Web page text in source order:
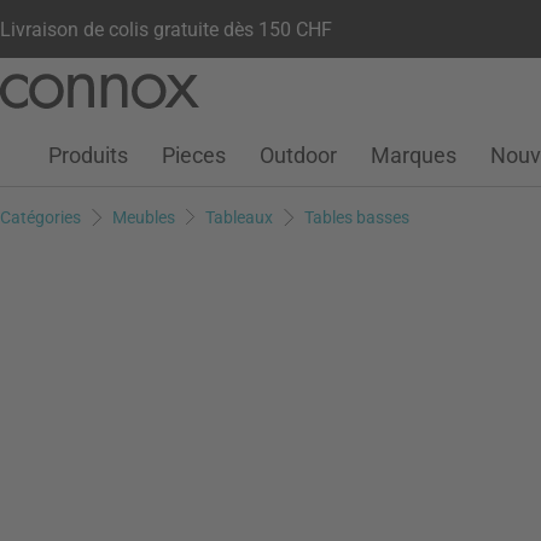
Livraison de colis gratuite dès 150 CHF
contenu
Votre compteListe de souhaits
Warenkorb
Produits Pieces Outdoor Marques
Catégories Meubles Tableaux Tables basses